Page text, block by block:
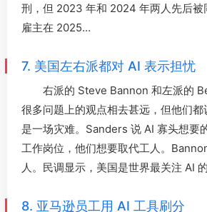
刑，但 2023 年和 2024 年两人先后被
雇主在 2025…
7. 美国左右派都对 AI 表示担忧
右派的 Steve Bannon 和左派的
很多问题上的观点相去甚远，但他们都
是一场灾难。Sanders 说 AI 寡头想要
工作岗位，他们想要取代工人。
人。民调显示，美国是世界最关注 AI
8. 亚马逊员工用 AI 工具刷分